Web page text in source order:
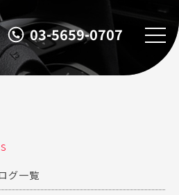
03-5659-0707
グ一覧